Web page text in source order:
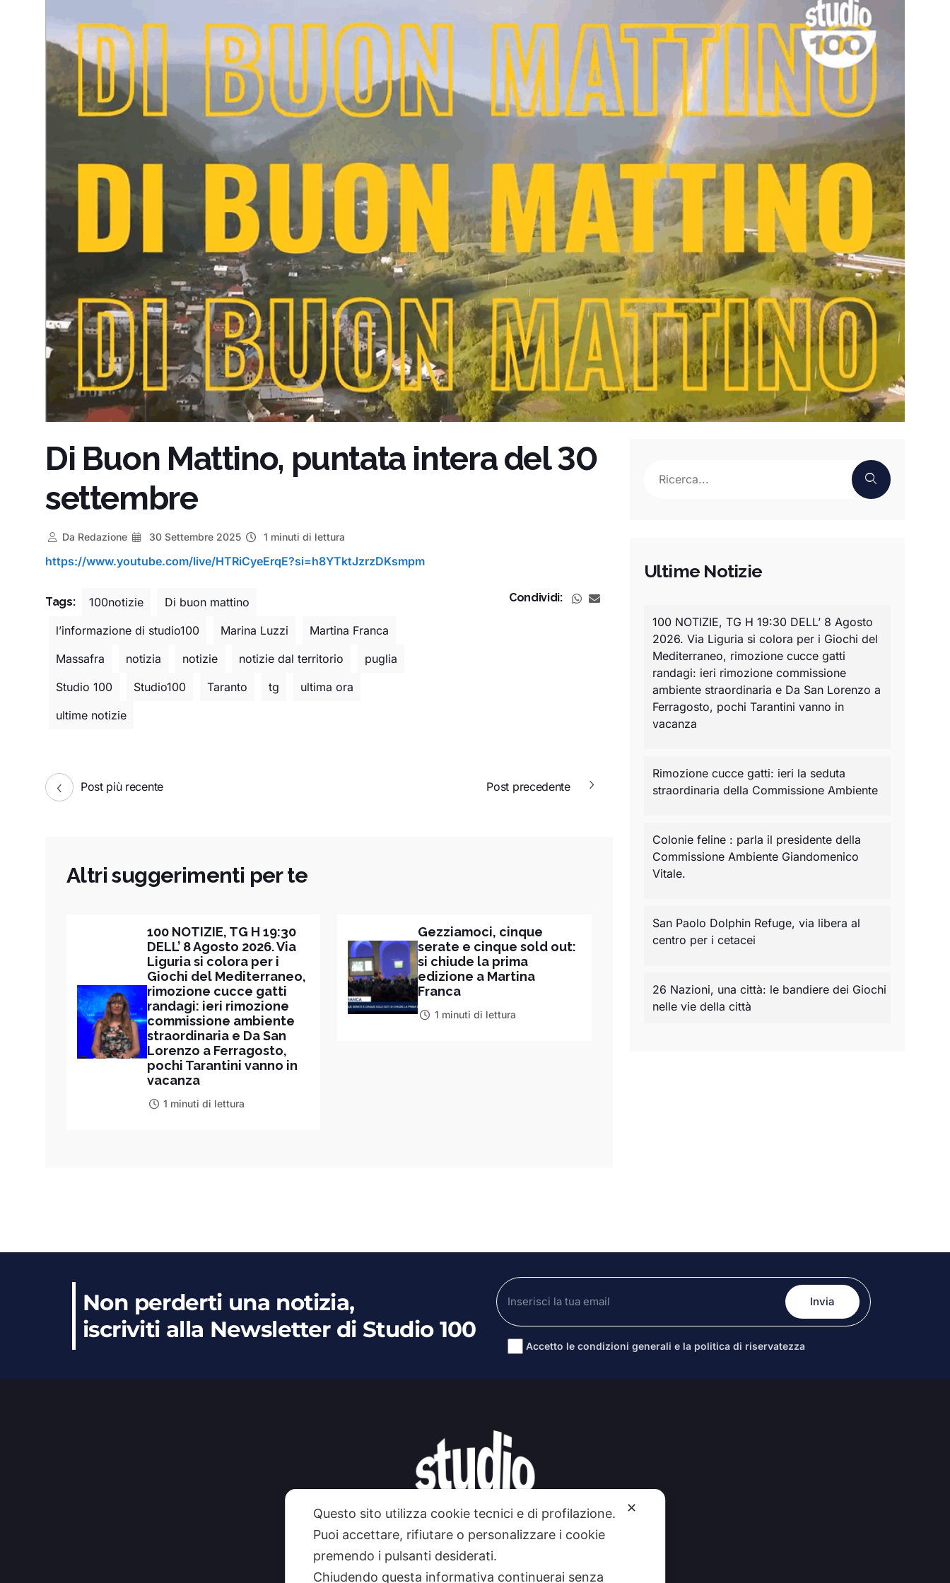
Di Buon Mattino, puntata intera del 30
settembre
Da Redazione 30 Settembre 2025 1 minuti di lettura
https://www.youtube.com/live/HTRiCyeErqE?si=h8YTktJzrzDKsmpm
Tags: 100notizie
Di buon mattino
l’informazione di studio100
Marina Luzzi
Martina Franca
Massafra
notizia notizie notizie dal territorio
puglia
Studio 100
Studio100 Taranto tg
ultima ora
ultime notizie
Condividi:
Post più recente Post precedente
Altri suggerimenti per te
100 NOTIZIE, TG H 19:30
DELL’ 8 Agosto 2026. Via
Liguria si colora per i
Giochi del Mediterraneo,
rimozione cucce gatti
randagi: ieri rimozione
commissione ambiente
straordinaria e Da San
Lorenzo a Ferragosto,
pochi Tarantini vanno in
vacanza
1 minuti di lettura
Gezziamoci, cinque
serate e cinque sold out:
si chiude la prima
edizione a Martina
Franca
1 minuti di lettura
Ultime Notizie
100 NOTIZIE, TG H 19:30 DELL’ 8 Agosto
2026. Via Liguria si colora per i Giochi del
Mediterraneo, rimozione cucce gatti
randagi: ieri rimozione commissione
ambiente straordinaria e Da San Lorenzo a
Ferragosto, pochi Tarantini vanno in
vacanza
Rimozione cucce gatti: ieri la seduta
straordinaria della Commissione Ambiente
Colonie feline : parla il presidente della
Commissione Ambiente Giandomenico
Vitale.
San Paolo Dolphin Refuge, via libera al
centro per i cetacei
26 Nazioni, una città: le bandiere dei Giochi
nelle vie della città
Non perderti una notizia,
iscriviti alla Newsletter di Studio 100
Accetto le condizioni generali e la politica di riservatezza
✕
Questo sito utilizza cookie tecnici e di profilazione.
Puoi accettare, rifiutare o personalizzare i cookie
premendo i pulsanti desiderati.
Chiudendo questa informativa continuerai senza